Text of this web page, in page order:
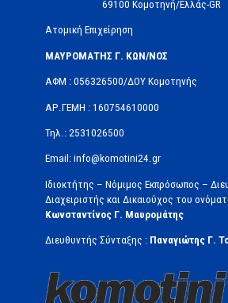
69100 Κομοτηνή/Ελλάς-GR
Ατομική Επιχείρηση
ΜΑΥΡΟΜΑΤΗΣ Γ. ΚΩΝ/ΝΟΣ
ΑΦΜ : 056326500/ΔOΥ Κομοτηνής
ΑΡ.ΓΕΜΗ : 160754610000
Τηλ.: 2531026500
Email: info@komotini24.gr
Ιδιοκτήτης – Νόμιμος Εκπρόσωπος –
Διαχειριστής και Δικαιούχος του
Κωνσταντίνος Γ. Μαυρομάτης
Διευθυντής Σύνταξης : Παναγιώτης Γ.